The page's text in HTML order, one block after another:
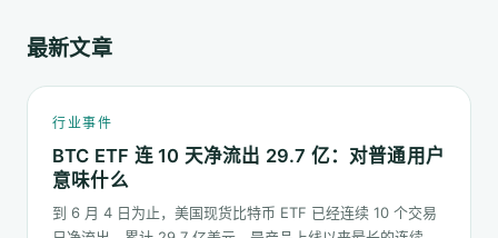
最新文章
行业事件
BTC ETF 连 10 天净流出 29.7 亿：对普通用户
意味什么
到 6 月 4 日为止，美国现货比特币 ETF 已经连续 10 个交易